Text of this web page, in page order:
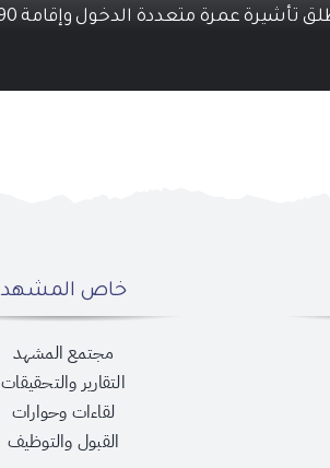
تأشيرة عمرة متعددة الدخول وإقامة 90 يوماً
خاص المشهد
مجتمع المشهد
التقارير والتحقيقات
لقاءات وحوارات
القبول والتوظيف